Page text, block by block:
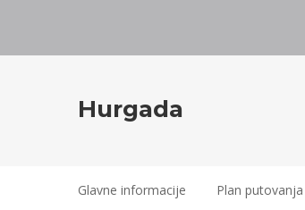
Hurgada
Glavne informacije Plan putovanja